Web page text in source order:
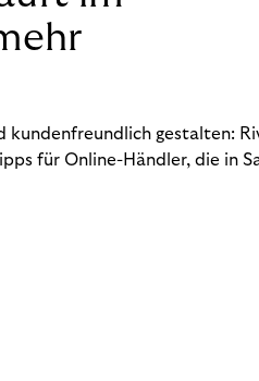
kundenfreundlich gestalten:
für Online-Händler, die in